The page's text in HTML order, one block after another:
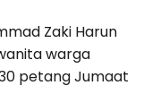
Zaki Harun
warga
petang Jumaat